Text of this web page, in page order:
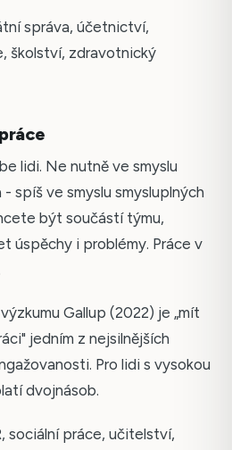
správa, účetnictví,
školství, zdravotnický
lidi. Ne nutně ve smyslu
spíš ve smyslu smysluplných
být součástí týmu,
úspěchy i problémy. Práce v
Gallup (2022) je „mít
jedním z nejsilnějších
Pro lidi s vysokou
dvojnásob.
sociální práce, učitelství,